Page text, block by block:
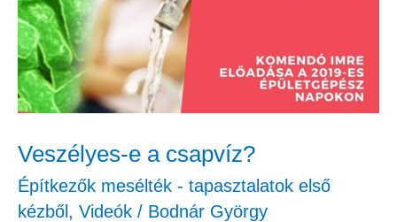
Veszélyes-e a csapvíz?
Építkezők mesélték - tapasztalatok első
kézből, Videók / Bodnár György
csapvíz?